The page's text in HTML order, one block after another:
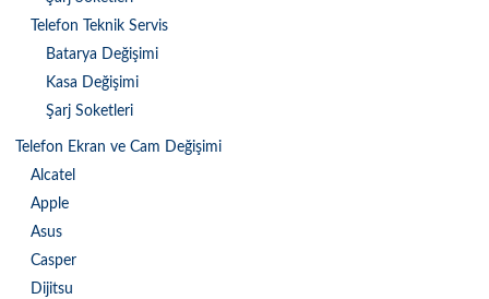
Telefon Teknik Servis
Batarya Değişimi
Kasa Değişimi
Şarj Soketleri
Telefon Ekran ve Cam Değişimi
Alcatel
Apple
Asus
Casper
Dijitsu